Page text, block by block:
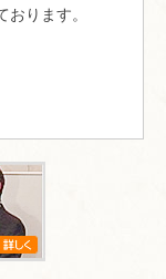
おります。